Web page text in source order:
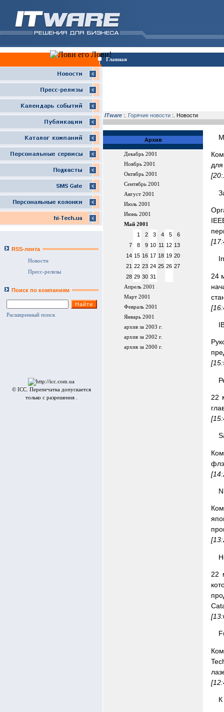
Главная
RSS-лента
Новости
Пресс-релизы
Поиск по компаниям
Расширенный поиск
© ICC. Перепечатка допускается
только с разрешения .
ITware :. Горячие новости :. Новости
Архив
Декабрь 2001
Ноябрь 2001
Октябрь 2001
Сентябрь 2001
Август 2001
Июль 2001
Июнь 2001
Май 2001
1 2 3 4 5
6
7
8 9 10 11 12 13
14 15 16 17 18 19 20
21 22 23 24 25 26 27
28 29 30 31
Апрель 2001
Март 2001
Февраль 2001
Январь 2001
архив за 2003 г.
архив за 2002 г.
архив за 2000 г.
24
22
22